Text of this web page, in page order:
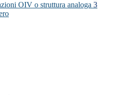
OIV o struttura analoga 3